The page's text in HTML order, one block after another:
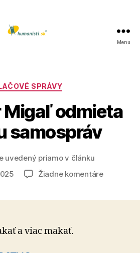
Menu
Kategórie
SPRÁVY
odmieta
samospráv
uvedený priamo v článku
Žiadne komentárena
a viac makať.